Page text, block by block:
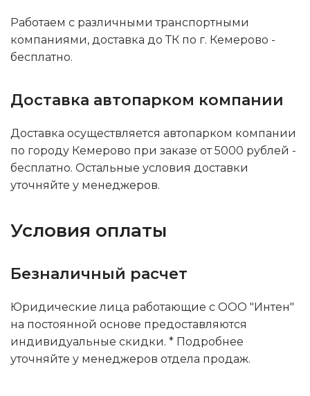
Работаем с различными транспортными
компаниями, доставка до ТК по г. Кемерово -
бесплатно.
Доставка автопарком компании
Доставка осуществляется автопарком компании
по городу Кемерово при заказе от 5000 рублей -
бесплатно. Остальные условия доставки
уточняйте у менеджеров.
Условия оплаты
Безналичный расчет
Юридические лица работающие с ООО "Интен"
на постоянной основе предоставляются
индивидуальные скидки. * Подробнее
уточняйте у менеджеров отдела продаж.